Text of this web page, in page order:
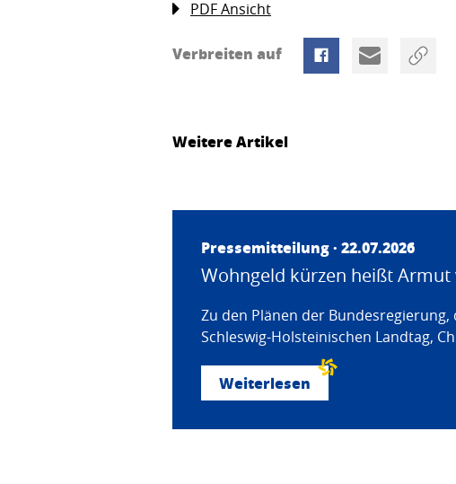
PDF Ansicht
Verbreiten auf
Weitere Artikel
Pressemitteilung · 22.07.2026
Wohngeld kürzen heißt Armut
Zu den Plänen der
Schleswig-Holsteinischen Landtag,
Weiterlesen